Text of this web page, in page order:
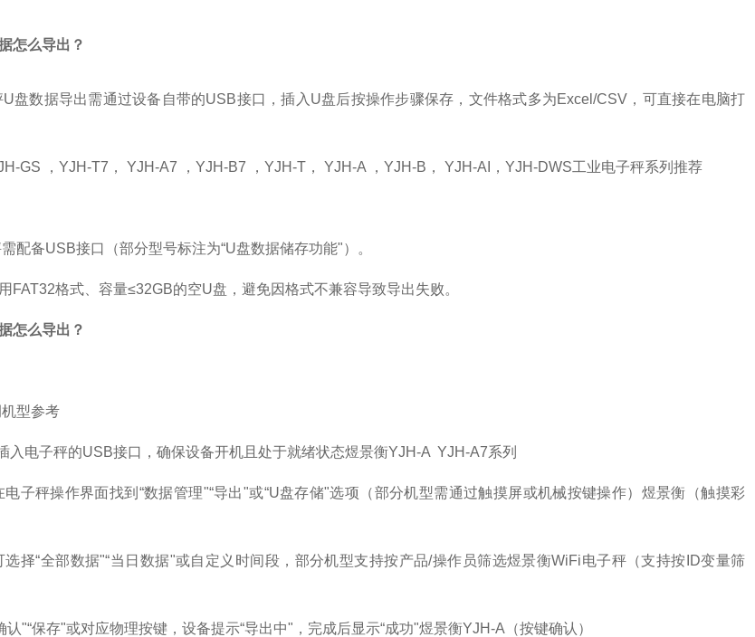
怎么导出？
盘数据导出需通过设备自带的USB接口，插入U盘后按操作步骤保存，文件格式多为Excel/CSV，可直接在电脑打
GS ，YJH-T7， YJH-A7 ，YJH-B7 ，YJH-T， YJH-A ，YJH-B， YJH-AI，YJH-DWS工业电子秤系列推荐
配备USB接口（部分型号标注为“U盘数据储存功能"）。
FAT32格式、容量≤32GB的空U盘，避免因格式不兼容导致导出失败。
怎么导出？
型参考
入电子秤的USB接口，确保设备开机且处于就绪状态煜景衡YJH-A YJH-A7系列
电子秤操作界面找到“数据管理"“导出"或“U盘存储"选项（部分机型需通过触摸屏或机械按键操作） 煜景衡（触摸彩
选择“全部数据"“当日数据"或自定义时间段，部分机型支持按产品/操作员筛选煜景衡WiFi电子秤（支持按ID变量筛
认"“保存"或对应物理按键，设备提示“导出中"，完成后显示“成功"煜景衡YJH-A（按键确认）